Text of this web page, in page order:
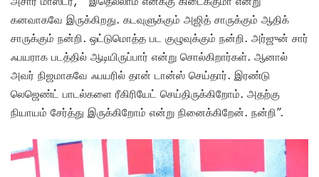
கனவாகவே இருக்கிறது. கடவுளுக்கும் அஜித் சாருக்கும் ஆதிக்
சாருக்கும் நன்றி. ஒட்டுமொத்த பட குழுவுக்கும் நன்றி. அர்ஜுன் சார்
ஃபயராக படத்தில் ஆடியிருப்பார் என்று சொல்கிறார்கள். ஆனால்
அவர் நிஜமாகவே ஃபயரில் தான் டான்ஸ் செய்தார். இரண்டு
லெஜெண்ட் பாடல்களை ரீகிரியேட் செய்திருக்கிறோம். அதற்கு
நியாயம் சேர்த்து இருக்கிறோம் என்று நினைக்கிறேன். நன்றி”.